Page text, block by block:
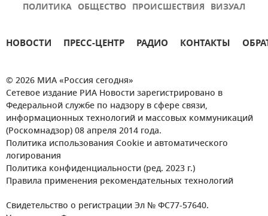
ПОЛИТИКА ОБЩЕСТВО ПРОИСШЕСТВИЯ ВИЗУАЛ
НОВОСТИ ПРЕСС-ЦЕНТР РАДИО КОНТАКТЫ
© 2026 МИА «Россия сегодня»
Сетевое издание РИА Новости зарегистрировано в
Федеральной службе по надзору в сфере связи,
информационных технологий и массовых коммуникаций
(Роскомнадзор) 08 апреля 2014 года.
Политика использования Cookie и автоматического
логирования
Политика конфиденциальности (ред. 2023 г.)
Правила применения рекомендательных технологий
Свидетельство о регистрации Эл № ФС77-57640.